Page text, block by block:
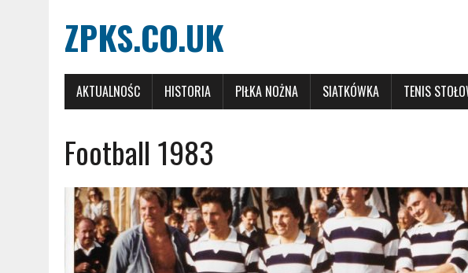
ZPKS.CO.UK
AKTUALNOŚC HISTORIA PIŁKA NOŻNA SIATKÓWKA TENIS
Football 1983